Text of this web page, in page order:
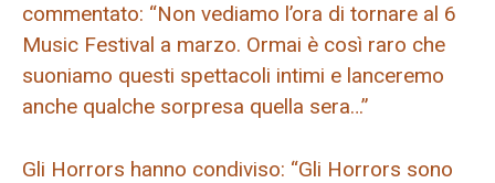
commentato: “Non vediamo l’ora di tornare al 6
Music Festival a marzo. Ormai è così raro che
suoniamo questi spettacoli intimi e lanceremo
anche qualche sorpresa quella sera…”
Gli Horrors hanno condiviso: “Gli Horrors sono